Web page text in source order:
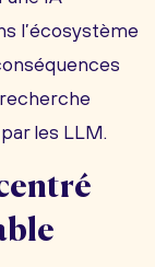
l’écosystème
les LLM.